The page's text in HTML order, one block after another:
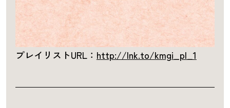
プレイリストURL： http://lnk.to/kmgi_pl_1